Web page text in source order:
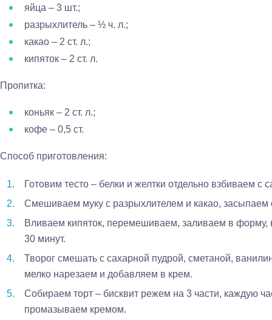
яйца – 3 шт.;
разрыхлитель – ½ ч. л.;
какао – 2 ст. л.;
кипяток – 2 ст. л.
Пропитка:
коньяк – 2 ст. л.;
кофе – 0,5 ст.
Способ приготовления:
Готовим тесто – белки и желтки отдельно взбиваем с
Смешиваем муку с разрыхлителем и какао, засыпаем
Вливаем кипяток, перемешиваем, заливаем в форму,
30 минут.
Творог смешать с сахарной пудрой, сметаной,
мелко нарезаем и добавляем в крем.
Собираем торт – бисквит режем на 3 части, каждую
промазываем кремом.